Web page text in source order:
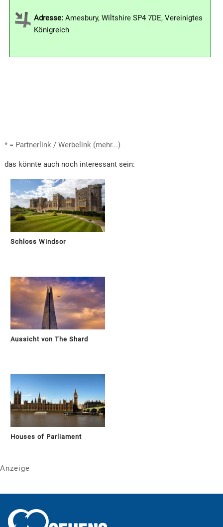
Adresse: Amesbury, Wiltshire SP4 7DE, Vereinigtes
Königreich
* = Partnerlink / Werbelink (mehr...)
das könnte auch noch interessant sein:
Schloss Windsor
Aussicht von The Shard
Houses of Parliament
Anzeige